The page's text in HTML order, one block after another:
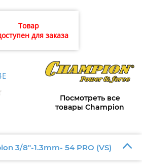
Товар
для заказа
Посмотреть все
товары Champion
3/8"-1.3mm- 54 PRO (VS)